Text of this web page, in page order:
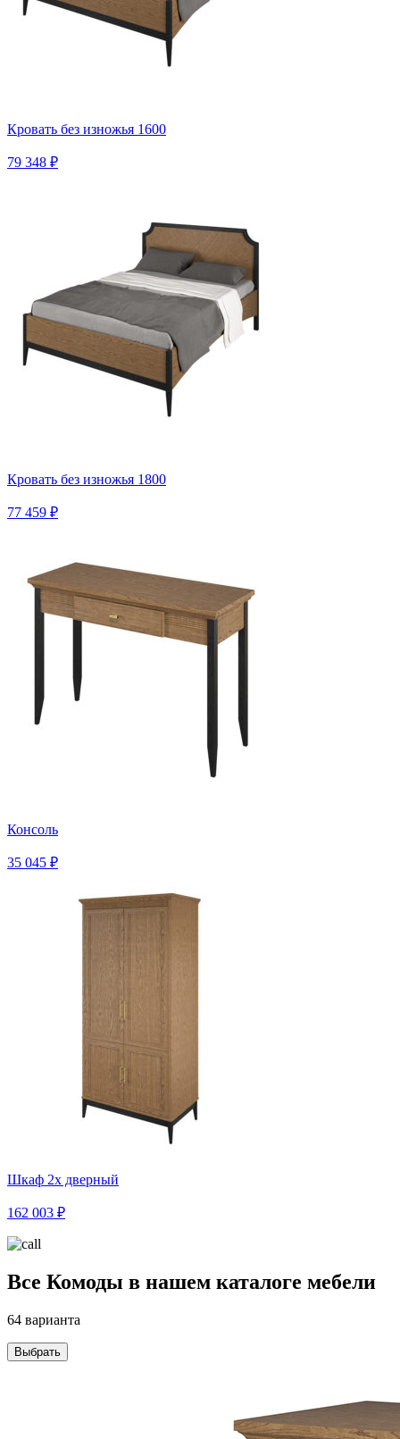
Кровать без изножья 1600
79 348 ₽
Кровать без изножья 1800
77 459 ₽
Консоль
35 045 ₽
Шкаф 2х дверный
162 003 ₽
Все Комоды в нашем каталоге мебели
64 варианта
Выбрать